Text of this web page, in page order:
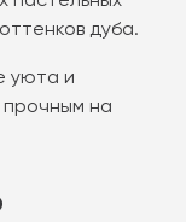
дуба.
уюта и
прочным на